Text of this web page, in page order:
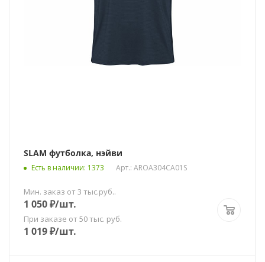
SLAM футболка, нэйви
Есть в наличии: 1373 Арт.: AROA304CA01S
Мин. заказ от 3 тыс.руб..
1 050₽/шт.
При заказе от 50 тыс. руб.
1 019₽/шт.